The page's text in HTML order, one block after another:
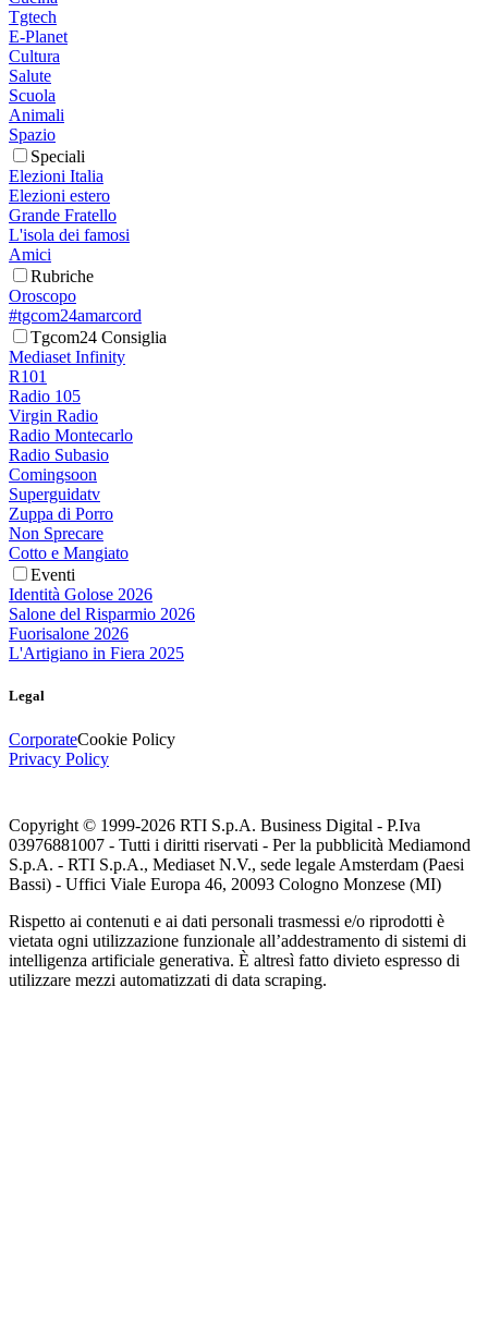
Tgtech
E-Planet
Cultura
Salute
Scuola
Animali
Spazio
Speciali
Elezioni Italia
Elezioni estero
Grande Fratello
L'isola dei famosi
Amici
Rubriche
Oroscopo
#tgcom24amarcord
Tgcom24 Consiglia
Mediaset Infinity
R101
Radio 105
Virgin Radio
Radio Montecarlo
Radio Subasio
Comingsoon
Superguidatv
Zuppa di Porro
Non Sprecare
Cotto e Mangiato
Eventi
Identità Golose 2026
Salone del Risparmio 2026
Fuorisalone 2026
L'Artigiano in Fiera 2025
Legal
CorporateCookie Policy
Privacy Policy
Copyright © 1999-2026 RTI S.p.A. Business Digital - P.Iva
03976881007 - Tutti i diritti riservati - Per la pubblicità Mediamond
S.p.A. - RTI S.p.A., Mediaset N.V., sede legale Amsterdam (Paesi
Bassi) - Uffici Viale Europa 46, 20093 Cologno Monzese (MI)
Rispetto ai contenuti e ai dati personali trasmessi e/o riprodotti è
vietata ogni utilizzazione funzionale all’addestramento di sistemi di
intelligenza artificiale generativa. È altresì fatto divieto espresso di
utilizzare mezzi automatizzati di data scraping.